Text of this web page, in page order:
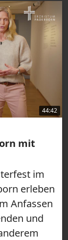
44:42
mit
im
erleben
Anfassen
und